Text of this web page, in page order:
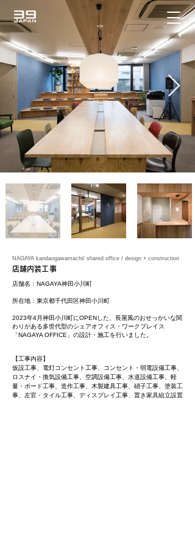
NAGAYA kandaogawamachi/ shared office / design + construction
店舗内装工事
店舗名：NAGAYA神田小川町
所在地：東京都千代田区神田小川町
2023年4月神田小川町にOPENした、長屋風のおせっかいな関
わりがある多世代型のシェアオフィス・ワークプレイス
「NAGAYA OFFICE」の設計・施工を行いました。
【工事内容】
仮設工事、電灯コンセント工事、コンセント・弱電設備工事、
ロスナイ・換気設備工事、空調設備工事、水道設備工事、軽
量・ボード工事、造作工事、木製建具工事、硝子工事、塗装工
事、左官・タイル工事、ディスプレイ工事、置き家具組立設置